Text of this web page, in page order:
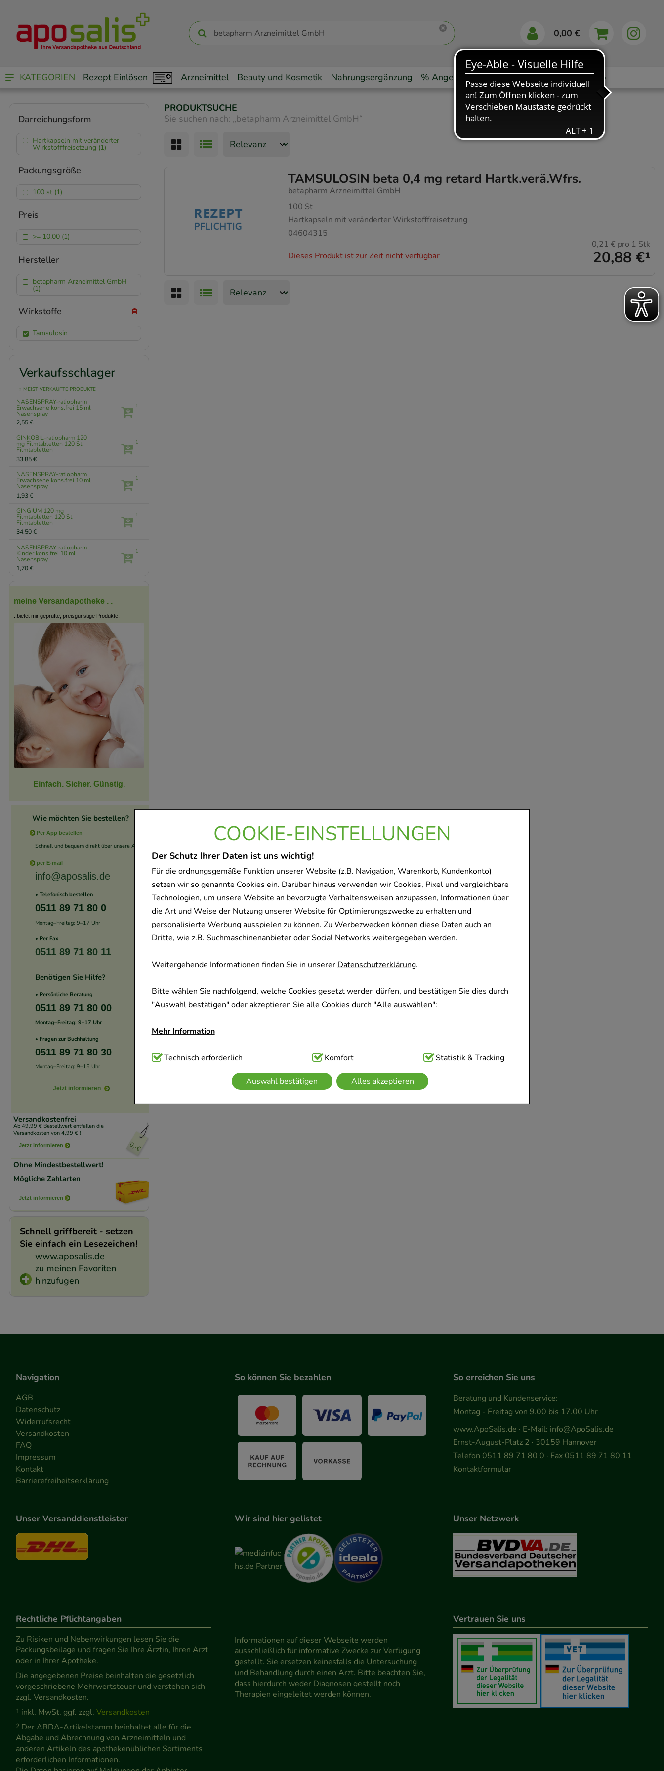
COOKIE-EINSTELLUNGEN
Der Schutz Ihrer Daten ist uns wichtig!
Für die ordnungsgemäße Funktion unserer Website (z.B. Navigation, Warenkorb, Kundenkonto)
setzen wir so genannte Cookies ein. Darüber hinaus verwenden wir Cookies, Pixel und vergleichbare
Technologien, um unsere Website an bevorzugte Verhaltensweisen anzupassen, Informationen über
die Art und Weise der Nutzung unserer Website für Optimierungszwecke zu erhalten und
personalisierte Werbung ausspielen zu können. Zu Werbezwecken können diese Daten auch an
Dritte, wie z.B. Suchmaschinenanbieter oder Social Networks weitergegeben werden.
Weitergehende Informationen finden Sie in unsererDatenschutzerklärung.
Bitte wählen Sie nachfolgend, welche Cookies gesetzt werden dürfen, und bestätigen Sie dies durch
"Auswahl bestätigen" oder akzeptieren Sie alle Cookies durch "Alle auswählen":
Mehr Information
Technisch Notwendig:Hierbei handelt es sich um Cookies, die für die Grundfunktionen unserer
Website notwendig sind (z.B. Navigation, Warenkorb, Kundenkonto), weshalb auf diese nicht
verzichtet werden kann.
Technisch erforderlich Komfort Statistik & Tracking
Auswahl bestätigen Alles akzeptieren
0,00 €
KATEGORIEN Rezept Einlösen Arzneimittel Beauty und Kosmetik Nahrungsergänzung % Angebote Markenshops Ratgeber App
PRODUKTSUCHE
Sie suchen nach: „betapharm Arzneimittel GmbH“
TAMSULOSIN beta 0,4 mg retard Hartk.verä.Wfrs.
betapharm Arzneimittel GmbH
100 St
Hartkapseln mit veränderter Wirkstofffreisetzung
04604315
Dieses Produkt ist zur Zeit nicht verfügbar 20,88 €¹
0,21 € pro 1 Stk
Darreichungsform
Hartkapseln mit veränderter
Wirkstofffreisetzung (1)
Packungsgröße
100 st (1)
Preis
>= 10.00 (1)
Hersteller
betapharm Arzneimittel GmbH
(1)
Wirkstoffe
Tamsulosin
Verkaufsschlager
» MEIST VERKAUFTE PRODUKTE
NASENSPRAY-ratiopharm
Erwachsene kons.frei 15 ml
Nasenspray
2,55 €
1
GINKOBIL-ratiopharm 120
mg Filmtabletten 120 St
Filmtabletten
33,85 €
1
NASENSPRAY-ratiopharm
Erwachsene kons.frei 10 ml
Nasenspray
1,93 €
1
GINGIUM 120 mg
Filmtabletten 120 St
Filmtabletten
34,50 €
1
NASENSPRAY-ratiopharm
Kinder kons.frei 10 ml
Nasenspray
1,70 €
1
meine Versandapotheke . .
..bietet mir geprüfte, preisgünstige Produkte.
Einfach. Sicher. Günstig.
Wie möchten Sie bestellen?
Per App bestellen
Schnell und bequem direkt über unsere App.
per E-mail
info@aposalis.de
• Telefonisch bestellen
0511 89 71 80 0
Montag–Freitag: 9–17 Uhr
• Per Fax
0511 89 71 80 11
Benötigen Sie Hilfe?
• Persönliche Beratung
0511 89 71 80 00
Montag–Freitag: 9–17 Uhr
• Fragen zur Buchhaltung
0511 89 71 80 30
Montag–Freitag: 9–15 Uhr
Jetzt informieren
Versandkostenfrei
Ab 49,99 € Bestellwert entfallen die
Versandkosten von 4,99 € !
Jetzt informieren
Ohne Mindestbestellwert!
Mögliche Zahlarten
Jetzt informieren
Schnell griffbereit - setzen
Sie einfach ein Lesezeichen!
www.aposalis.de
zu meinen Favoriten
hinzufugen
Navigation
AGB
Datenschutz
Widerrufsrecht
Versandkosten
FAQ
Impressum
Kontakt
Barrierefreiheitserklärung
So können Sie bezahlen So erreichen Sie uns
Beratung und Kundenservice:
Montag - Freitag von 9.00 bis 17.00 Uhr
www.ApoSalis.de · E-Mail: info@ApoSalis.de
Ernst-August-Platz 2 · 30159 Hannover
Telefon 0511 89 71 80 0 · Fax 0511 89 71 80 11
Kontaktformular
Unser Versanddienstleister Wir sind hier gelistet Unser Netzwerk
Rechtliche Pflichtangaben
Zu Risiken und Nebenwirkungen lesen Sie die
Packungsbeilage und fragen Sie Ihre Ärztin, Ihren Arzt
oder in Ihrer Apotheke.
Die angegebenen Preise beinhalten die gesetzlich
vorgeschriebene Mehrwertsteuer und verstehen sich
zzgl. Versandkosten.
1 inkl. MwSt. ggf. zzgl. Versandkosten
2 Der ABDA-Artikelstamm beinhaltet alle für die
Abgabe und Abrechnung von Arzneimitteln und
anderen Artikeln des apothekenüblichen Sortiments
erforderlichen Informationen.
Informationen auf dieser Webseite werden
ausschließlich für informative Zwecke zur Verfügung
gestellt. Sie ersetzen keinesfalls die Untersuchung
und Behandlung durch einen Arzt. Bitte beachten Sie,
dass hierdurch weder Diagnosen gestellt noch
Therapien eingeleitet werden können.
Vertrauen Sie uns